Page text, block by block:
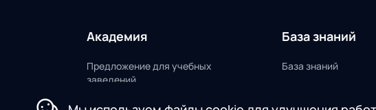
Академия
Предложение для учебных
заведений
База знаний
База знаний